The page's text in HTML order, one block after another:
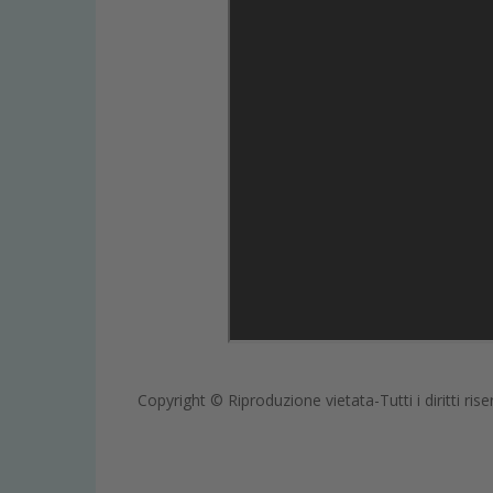
Copyright © Riproduzione vietata-Tutti i diritti